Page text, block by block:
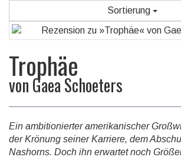
Sortierung
Trophäe
vonGaea Schoeters
Ein ambitionierter amerikanischer
der Krönung seiner Karriere, dem
Nashorns. Doch ihn erwartet noch